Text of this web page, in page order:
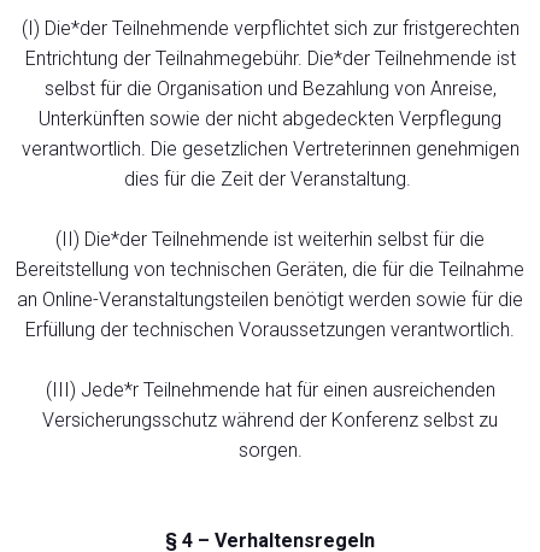
(I) Die*der Teilnehmende verpflichtet sich zur fristgerechten
Entrichtung der Teilnahmegebühr. Die*der Teilnehmende ist
selbst für die Organisation und Bezahlung von Anreise,
Unterkünften sowie der nicht abgedeckten Verpflegung
verantwortlich. Die gesetzlichen Vertreterinnen genehmigen
dies für die Zeit der Veranstaltung.
(II) Die*der Teilnehmende ist weiterhin selbst für die
Bereitstellung von technischen Geräten, die für die Teilnahme
an Online-Veranstaltungsteilen benötigt werden sowie für die
Erfüllung der technischen Voraussetzungen verantwortlich.
(III) Jede*r Teilnehmende hat für einen ausreichenden
Versicherungsschutz während der Konferenz selbst zu
sorgen.
§ 4 – Verhaltensregeln